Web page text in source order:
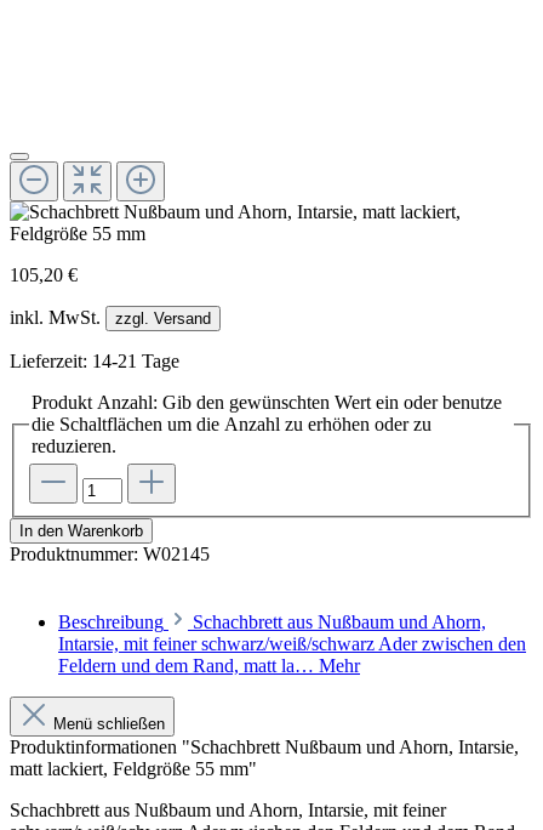
105,20 €
inkl. MwSt. zzgl. Versand
Lieferzeit: 14-21 Tage
Produkt Anzahl: Gib den gewünschten Wert ein oder benutze
die Schaltflächen um die Anzahl zu erhöhen oder zu
reduzieren.
In den Warenkorb
Produktnummer: W02145
Beschreibung
Schachbrett aus Nußbaum und Ahorn,
Intarsie, mit feiner schwarz/weiß/schwarz Ader zwischen den
Feldern und dem Rand, matt la… Mehr
Menü schließen
Produktinformationen "Schachbrett Nußbaum und Ahorn, Intarsie,
matt lackiert, Feldgröße 55 mm"
Schachbrett aus Nußbaum und Ahorn, Intarsie, mit feiner